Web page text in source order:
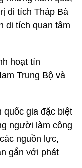
di tích Tháp Bà
di tích quan tâm
hoạt tín
Trung Bộ và
gia đặc biệt
người làm công
nguồn lực,
gắn với phát